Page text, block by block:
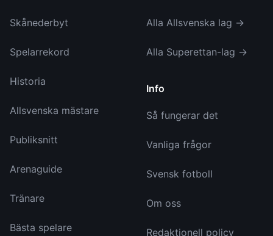
Skånederbyt
Spelarrekord
Historia
Allsvenska mästare
Publiksnitt
Arenaguide
Tränare
Bästa spelare
Alla Allsvenska lag →
Alla Superettan-lag →
Info
Så fungerar det
Vanliga frågor
Svensk fotboll
Om oss
Redaktionell policy